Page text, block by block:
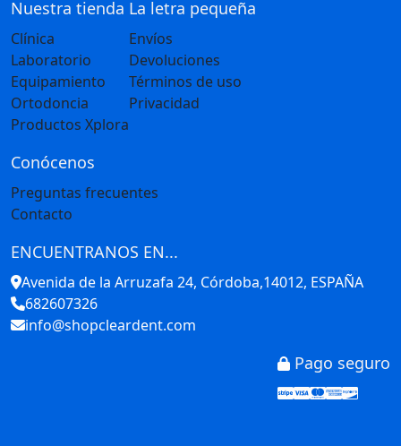
Nuestra tienda
Clínica
Laboratorio
Equipamiento
Ortodoncia
Productos Xplora
La letra pequeña
Envíos
Devoluciones
Términos de uso
Privacidad
Conócenos
Preguntas frecuentes
Contacto
ENCUENTRANOS EN...
Avenida de la Arruzafa 24, Córdoba,14012, ESPAÑA
682607326
info@shopcleardent.com
Pago seguro
Stripe
Visa